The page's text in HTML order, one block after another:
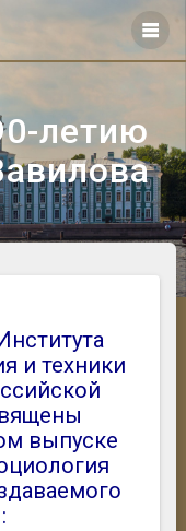
летию
и техники
выпуске